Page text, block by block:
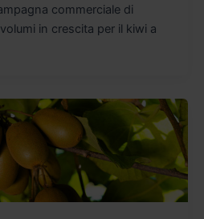
commerciale di
in crescita per il kiwi a